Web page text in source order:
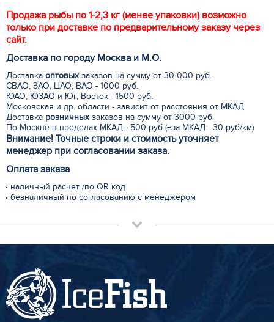
Продажа рыбы по 1-2,3 кг (менее упаковки) возможно
только при доставке по предварительному заказу через
сайт.
Доставка по городу Москва и М.О.
Доставка оптовыхзаказов на сумму от 30 000 руб.
СВАО, ЗАО, ЦАО, ВАО - 1000 руб.
ЮАО, ЮЗАО и Юг, Восток - 1500 руб.
Московская и др. области - зависит от расстояния от МКАД
Доставка розничныхзаказов на сумму от 3000 руб.
По Москве в пределах МКАД - 500 руб (+за МКАД - 30 руб/км)
Внимание! Точные строки и стоимость уточняет
менеджер при согласовании заказа.
Оплата заказа
наличный расчет /по QR код
безналичный по согласованию с менеджером